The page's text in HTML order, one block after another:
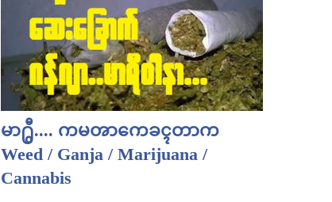
မာ႐ွီ.... ကမၻာကေခၚတာက
Weed / Ganja / Marijuana /
Cannabis